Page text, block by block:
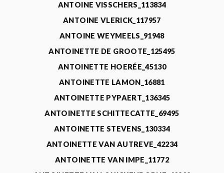
ANTOINE VISSCHERS_113834
ANTOINE VLERICK_117957
ANTOINE WEYMEELS_91948
ANTOINETTE DE GROOTE_125495
ANTOINETTE HOERÉE_45130
ANTOINETTE LAMON_16881
ANTOINETTE PYPAERT_136345
ANTOINETTE SCHITTECATTE_69495
ANTOINETTE STEVENS_130334
ANTOINETTE VAN AUTREVE_42234
ANTOINETTE VAN IMPE_11772